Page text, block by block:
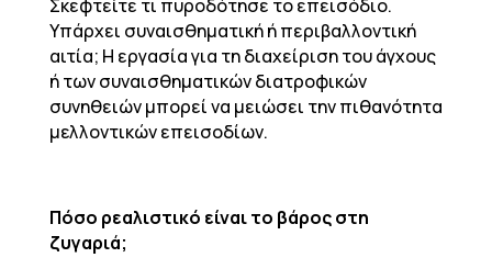
Σκεφτείτε τι πυροδότησε το επεισόδιο.
Υπάρχει συναισθηματική ή περιβαλλοντική
αιτία; Η εργασία για τη διαχείριση του άγχους
ή των συναισθηματικών διατροφικών
συνηθειών μπορεί να μειώσει την πιθανότητα
μελλοντικών επεισοδίων.
Πόσο ρεαλιστικό είναι το βάρος στη
ζυγαριά;